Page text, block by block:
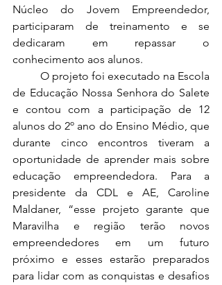
Núcleo do Jovem Empreendedor,
participaram de treinamento e se
dedicaram em repassar o
conhecimento aos alunos.
de Educação Nossa Senhora do Salete
e contou com a participação de 12
alunos do 2º ano do Ensino Médio, que
durante cinco encontros tiveram a
oportunidade de aprender mais sobre
educação empreendedora. Para a
presidente da CDL e AE, Caroline
Maldaner, “esse projeto garante que
Maravilha e região terão novos
empreendedores em um futuro
próximo e esses estarão preparados
para lidar com as conquistas e desafios